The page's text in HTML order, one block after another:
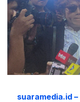
suaramedia.id –